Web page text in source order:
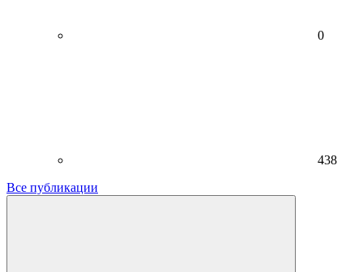
0
438
Все публикации